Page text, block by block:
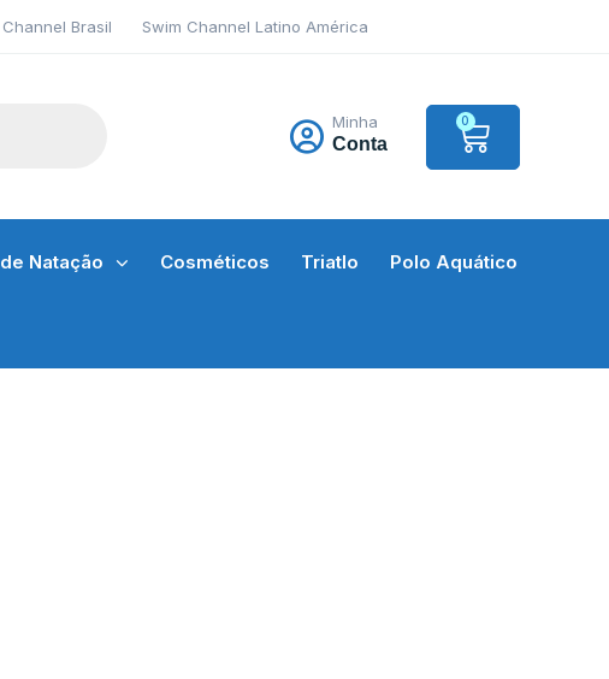
Channel Brasil Swim Channel Latino América
Minha
Conta
0
Natação Cosméticos Triatlo Polo Aquático